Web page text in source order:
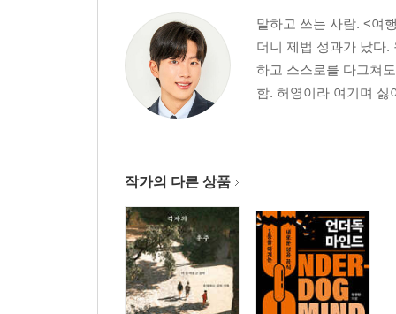
말하고 쓰는 사람. <여
더니 제법 성과가 났다
하고 스스로를 다그쳐
함. 허영이라 여기며 싫
작가의 다른 상품